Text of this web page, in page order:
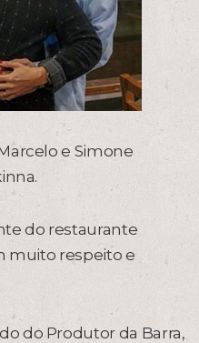
e Simone
do restaurante
muito respeito e
do Produtor da Barra,